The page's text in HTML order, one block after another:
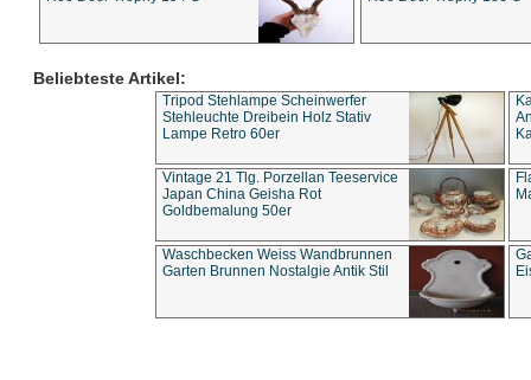
Beliebteste Artikel:
Tripod Stehlampe Scheinwerfer
Stehleuchte Dreibein Holz Stativ
Lampe Retro 60er
Vintage 21 Tlg. Porzellan Teeservice
Japan China Geisha Rot
Goldbemalung 50er
Waschbecken Weiss Wandbrunnen
Garten Brunnen Nostalgie Antik Stil